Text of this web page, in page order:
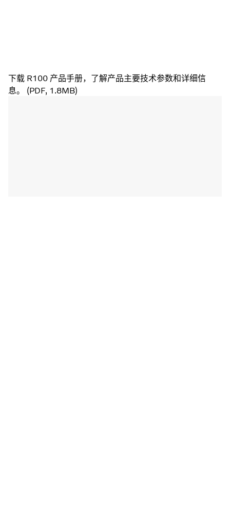
下载 R100 产品手册，了解产品主要技术参数和详细信
息。 (PDF, 1.8MB)